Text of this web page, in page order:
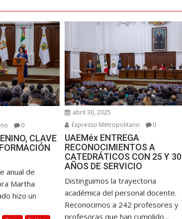
0
CLAVE
anual de
Martha
hizo un
abril 30, 2025
Expresso Metropolitano
0
UAEMéx ENTREGA
RECONOCIMIENTOS A
CATEDRÁTICOS CON 25 Y 30
AÑOS DE SERVICIO
Distinguimos la trayectoria
académica del personal docente.
Reconocimos a 242 profesores y
profesoras que han cumplido...